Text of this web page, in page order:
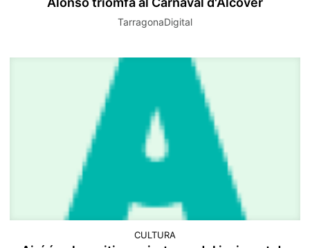
TarragonaDigital
CULTURA